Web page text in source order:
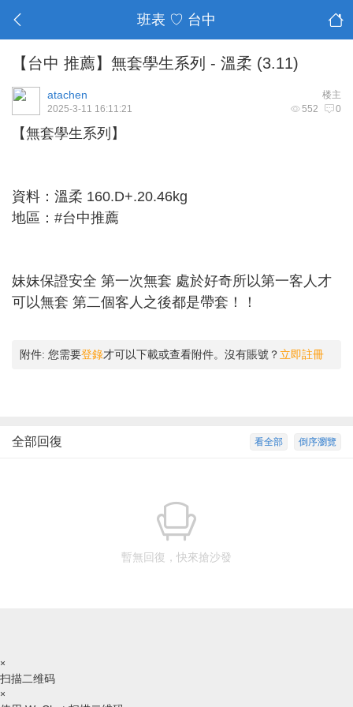
班表 ♡ 台中
【台中 推薦】無套學生系列 - 溫柔 (3.11)
楼主
atachen
552 0
2025-3-11 16:11:21
【無套學生系列】
資料：溫柔 160.D+.20.46kg
地區：#台中推薦
妹妹保證安全 第一次無套 處於好奇所以第一客人才
可以無套 第二個客人之後都是帶套！！
附件: 您需要登錄才可以下載或查看附件。沒有賬號？ 立即註冊
倒序瀏覽
看全部
全部回復
暫無回復，快來搶沙發
×
扫描二维码
×